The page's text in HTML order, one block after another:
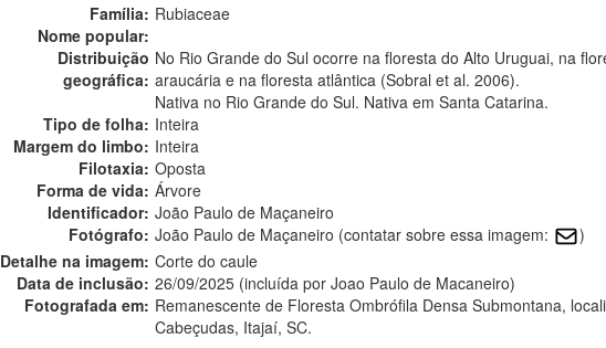
Família: Rubiaceae
Nome popular:
Distribuição
geográfica:
No Rio Grande do Sul ocorre na floresta do Alto Uruguai, na
araucária e na floresta atlântica (Sobral et al. 2006).
Nativa no Rio Grande do Sul. Nativa em Santa Catarina.
Tipo de folha: Inteira
Margem do limbo: Inteira
Filotaxia: Oposta
Forma de vida: Árvore
Identificador: João Paulo de Maçaneiro
Fotógrafo: João Paulo de Maçaneiro (contatar sobre essa imagem:
)
Detalhe na imagem: Corte do caule
Data de inclusão: 26/09/2025 (incluída por Joao Paulo de Macaneiro)
Fotografada em: Remanescente de Floresta Ombrófila Densa Submontana,
Cabeçudas, Itajaí, SC.